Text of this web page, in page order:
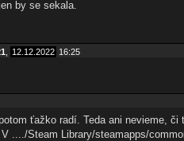
by se sekala.
12.12.2022 16:25
ťažko radí. Teda ani nevieme,
..../Steam Library/steamapps/